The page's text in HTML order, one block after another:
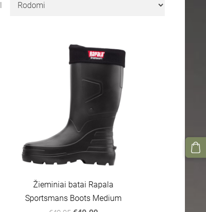
Žieminiai batai Rapala
Sportsmans Boots Medium